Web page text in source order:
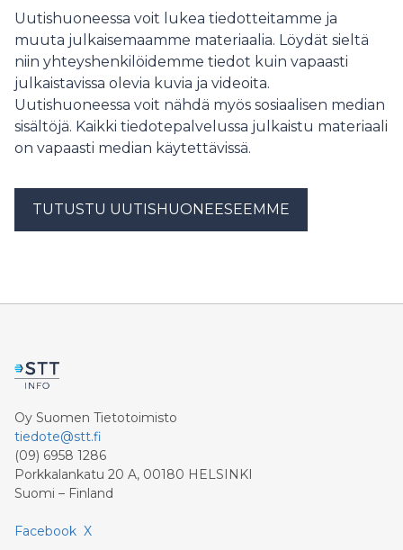
pääkirjoitus korostaa, että aiemmat vahvat
johtopäätökset menoleikkausten paremmuudesta
ovat selvästi epävarmemmalla pohjalla kuin on usein
ajateltu. Talouspolitiikassa jokaisella eurolla on
vaihtoehtoiskustannus: esimerkiksi perintöveron
poistoa ei voi arvioida irrallaan siitä, mitä
vaihtoehtoisella verotulon käytöllä tai menetyksen
kattamisella saavutettaisiin.
Uutishuoneessa voit lukea tiedotteitamme ja
muuta julkaisemaamme materiaalia. Löydät sieltä
niin yhteyshenkilöidemme tiedot kuin vapaasti
julkaistavissa olevia kuvia ja videoita.
Uutishuoneessa voit nähdä myös sosiaalisen median
sisältöjä. Kaikki tiedotepalvelussa julkaistu materiaali
on vapaasti median käytettävissä.
TUTUSTU UUTISHUONEESEEMME
Oy Suomen Tietotoimisto
tiedote@stt.fi
(09) 6958 1286
Porkkalankatu 20 A, 00180 HELSINKI
Suomi – Finland
Facebook X